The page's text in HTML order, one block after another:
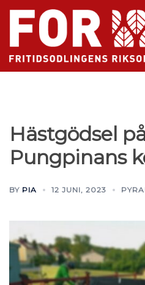
Hästgödsel
Pungpinans
BY PIA 12 JUNI, 2023